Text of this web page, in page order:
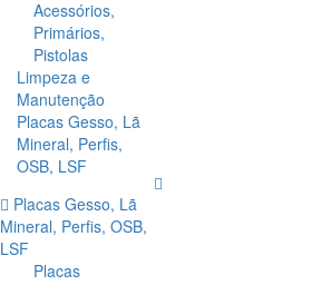
Acessórios,
Primários,
Pistolas
Limpeza e
Manutenção
Placas Gesso, Lã
Mineral, Perfis,
OSB, LSF
Placas Gesso, Lã
Mineral, Perfis, OSB,
LSF
Placas